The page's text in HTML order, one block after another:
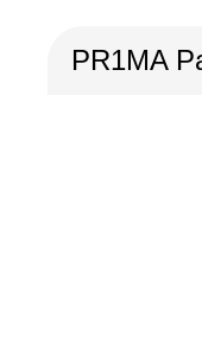
PR1MA